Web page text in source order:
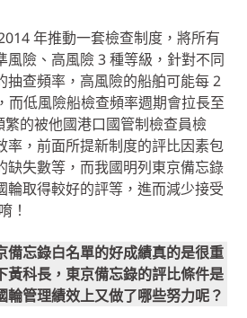
年推動一套檢查制度，將所有
風險、高風險 3 種等級，針對不同
抽查頻率，高風險的船舶可能每 2
而低風險船檢查頻率週期會拉長至
的被他國港口國管制檢查員檢
率，前面所提新制度的評比因素包
缺失數等，而我國明列東京備忘錄
輪取得較好的評等，進而減少接受
！
備忘錄白名單的好成績真的是很重
黃科長，東京備忘錄的評比條件是
輪管理績效上又做了哪些努力呢？